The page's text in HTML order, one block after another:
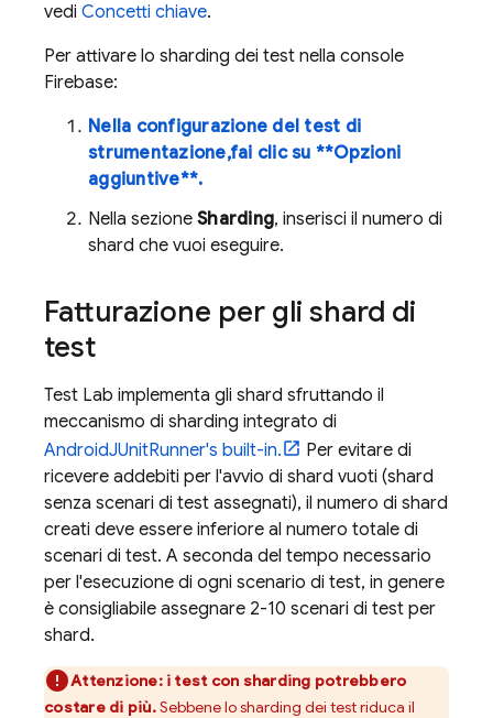
vedi Concetti chiave.
Per attivare lo sharding dei test nella console
Firebase:
Nella configurazione del test di
strumentazione,fai clic su **Opzioni
aggiuntive**.
Nella sezione Sharding, inserisci il numero di
shard che vuoi eseguire.
Fatturazione per gli shard di
test
Test Lab implementa gli shard sfruttando il
meccanismo di sharding integrato di
AndroidJUnitRunner's built-in.
Per evitare di
ricevere addebiti per l'avvio di shard vuoti (shard
senza scenari di test assegnati), il numero di shard
creati deve essere inferiore al numero totale di
scenari di test. A seconda del tempo necessario
per l'esecuzione di ogni scenario di test, in genere
è consigliabile assegnare 2-10 scenari di test per
shard.
Attenzione: i test con sharding potrebbero
costare di più.Sebbene lo sharding dei test riduca il